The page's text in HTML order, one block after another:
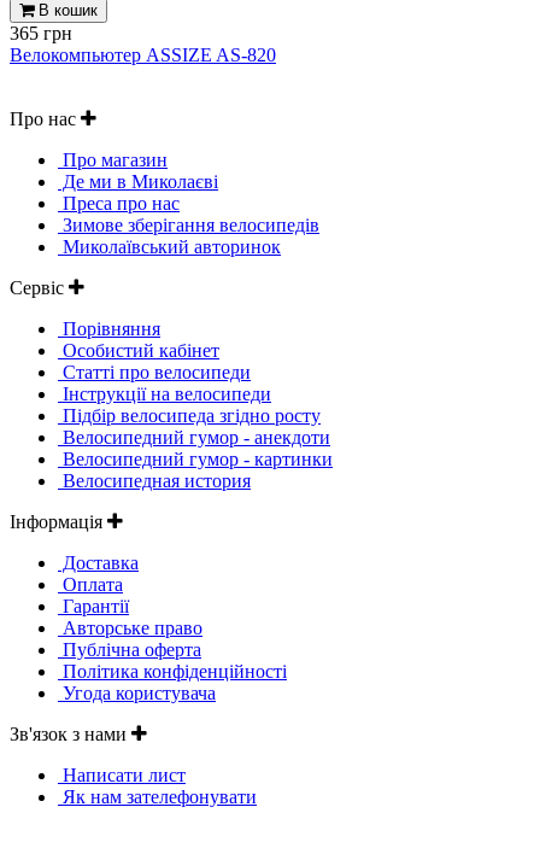
В кошик
365 грн
Велокомпьютер ASSIZE AS-820
Про нас
Про магазин
Де ми в Миколаєві
Преса про нас
Зимове зберігання велосипедів
Миколаївський авторинок
Сервіс
Порівняння
Особистий кабінет
Статті про велосипеди
Інструкції на велосипеди
Підбір велосипеда згідно росту
Велосипедний гумор - анекдоти
Велосипедний гумор - картинки
Велосипедная история
Інформація
Доставка
Оплата
Гарантії
Авторське право
Публічна оферта
Політика конфіденційності
Угода користувача
Зв'язок з нами
Написати лист
Як нам зателефонувати